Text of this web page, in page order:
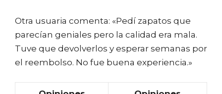
Otra usuaria comenta: «Pedí zapatos que
parecían geniales pero la calidad era mala.
Tuve que devolverlos y esperar semanas por
el reembolso. No fue buena experiencia.»